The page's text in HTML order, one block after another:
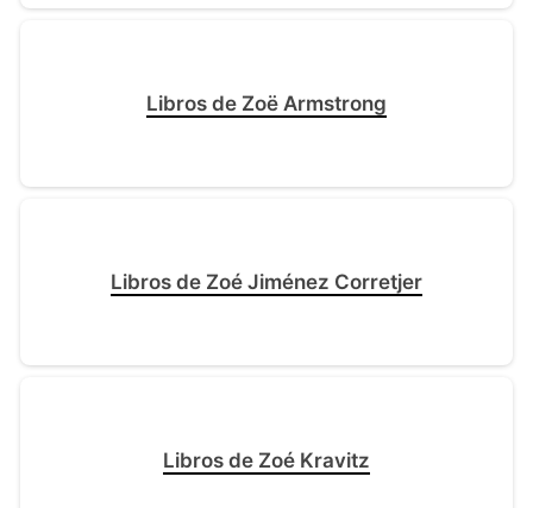
Libros de Zoë Armstrong
Libros de Zoé Jiménez Corretjer
Libros de Zoé Kravitz